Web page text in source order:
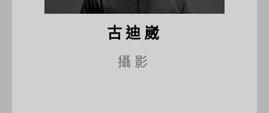
古迪崴
攝影